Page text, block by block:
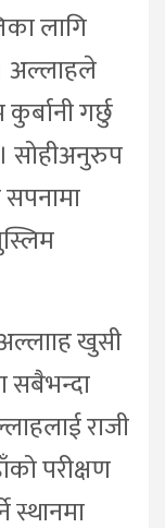
लागि
अल्लाहले
गर्छु
। सोहीअनुरुप
खुसी
सबैभन्दा
राजी
परीक्षण
स्थानमा